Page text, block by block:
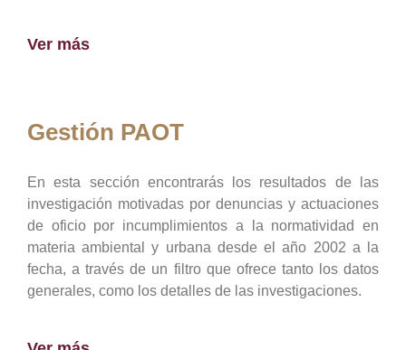
Ver más
Gestión PAOT
En esta sección encontrarás los resultados de las
investigación motivadas por denuncias y actuaciones
de oficio por incumplimientos a la normatividad en
materia ambiental y urbana desde el año 2002 a la
fecha, a través de un filtro que ofrece tanto los datos
generales, como los detalles de las investigaciones.